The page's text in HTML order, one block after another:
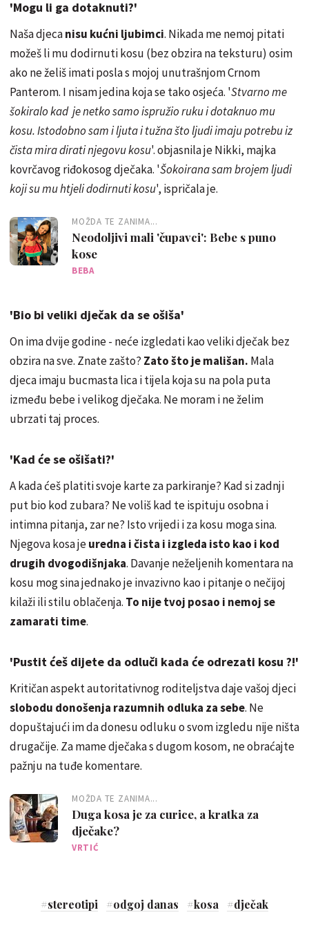
'Mogu li ga dotaknuti?'
Naša djecanisu kućni ljubimci. Nikada me nemoj pitati
možeš li mu dodirnuti kosu (bez obzira na teksturu) osim
ako ne želiš imati posla s mojoj unutrašnjom Crnom
Panterom. I nisam jedina koja se tako osjeća. 'Stvarno me
šokiralo kad je netko samo ispružio ruku i dotaknuo mu
kosu. Istodobno sam i ljuta i tužna što ljudi imaju potrebu iz
čista mira dirati njegovu kosu'. objasnila je Nikki, majka
kovrčavog riđokosog dječaka. 'Šokoirana sam brojem ljudi
koji su mu htjeli dodirnuti kosu', ispričala je.
MOŽDA TE ZANIMA...
Neodoljivi mali 'čupavci': Bebe s puno
kose
BEBA
'Bio bi veliki dječak da se ošiša'
On ima dvije godine - neće izgledati kao veliki dječak bez
obzira na sve. Znate zašto? Zato što je mališan. Mala
djeca imaju bucmasta lica i tijela koja su na pola puta
između bebe i velikog dječaka. Ne moram i ne želim
ubrzati taj proces.
'Kad će se ošišati?'
A kada ćeš platiti svoje karte za parkiranje? Kad si zadnji
put bio kod zubara? Ne voliš kad te ispituju osobna i
intimna pitanja, zar ne? Isto vrijedi i za kosu moga sina.
Njegova kosa jeuredna i čista i izgleda isto kao i kod
drugih dvogodišnjaka. Davanje neželjenih komentara na
kosu mog sina jednako je invazivno kao i pitanje o nečijoj
kilaži ili stilu oblačenja. To nije tvoj posao i nemoj se
zamarati time.
'Pustit ćeš dijete da odluči kada će odrezati kosu ?!'
Kritičan aspekt autoritativnog roditeljstva daje vašoj djeci
slobodu donošenja razumnih odluka za sebe. Ne
dopuštajući im da donesu odluku o svom izgledu nije ništa
drugačije. Za mame dječaka s dugom kosom, ne obraćajte
pažnju na tuđe komentare.
MOŽDA TE ZANIMA...
Duga kosa je za curice, a kratka za
dječake?
VRTIĆ
#stereotipi #odgoj danas #kosa #dječak